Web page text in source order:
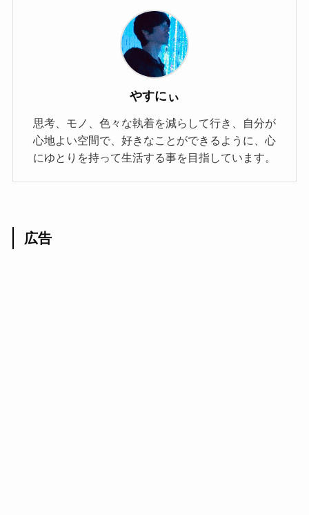
やすにぃ
思考、モノ、色々な執着を減らして行き、自分が
心地よい空間で、好きなことができるように、心
にゆとりを持って生活する事を目指しています。
広告